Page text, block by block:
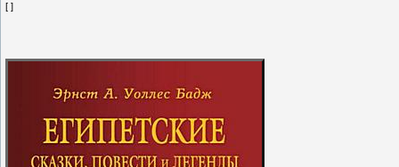
[ ]